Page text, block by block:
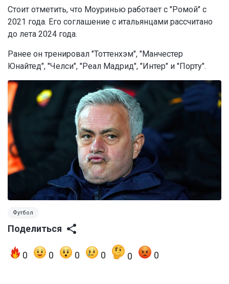
Стоит отметить, что Моуринью работает с "Ромой" с
2021 года. Его соглашение с итальянцами рассчитано
до лета 2024 года.
Ранее он тренировал "Тоттенхэм", "Манчестер
Юнайтед", "Челси", "Реал Мадрид", "Интер" и "Порту".
Футбол
Поделиться
0 0 0 0 0 0